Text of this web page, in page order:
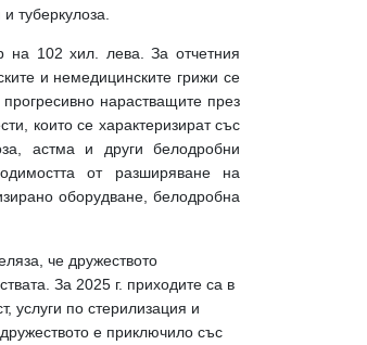
туберкулоза.
на 102 хил. лева. За отчетния
и немедицинските грижи се
нарастващите през
които се характеризират със
астма и други белодробни
от разширяване на
оборудване, белодробна
че дружеството
За 2025 г. приходите са в
услуги по стерилизация и
е приключило със